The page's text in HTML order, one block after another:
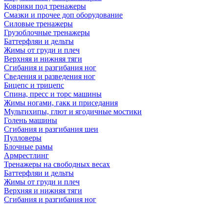
Коврики под тренажеры
Смазки и прочее доп оборудование
Силовые тренажеры
Грузоблочные тренажеры
Баттерфляи и дельты
Жимы от груди и плеч
Верхняя и нижняя тяги
Сгибания и разгибания ног
Сведения и разведения ног
Бицепс и трицепс
Спина, пресс и торс машины
Жимы ногами, гакк и приседания
Мультихипы, глют и ягодичные мостики
Голень машины
Сгибания и разгибания шеи
Пулловеры
Блочные рамы
Армрестлинг
Тренажеры на свободных весах
Баттерфляи и дельты
Жимы от груди и плеч
Верхняя и нижняя тяги
Сгибания и разгибания ног